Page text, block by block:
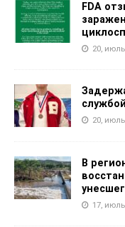
FDA
20,
20,
В
17,